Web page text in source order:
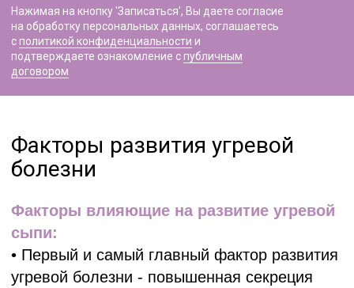
г. Минск ул. Стадионная, 5-98
Время работы:ежедневно с 8.00 до 21.00
места.
Работаем с 2016 года.
г. Минск, ул. Стадионная, 5
УНП:192702677
Наши контакты: +375 (29) 156 44 24